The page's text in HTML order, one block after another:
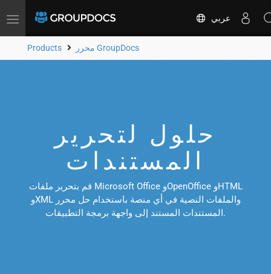
Toggle
عربي
Products محرر GroupDocs
حلول لتحرير
المستندات
قم بتحرير ملفات Microsoft Office وOpenOffice وHTML
وXML والملفات النصية في أي منصة باستخدام حل محرر
المستندات المستند إلى واجهة برمجة التطبيقات.